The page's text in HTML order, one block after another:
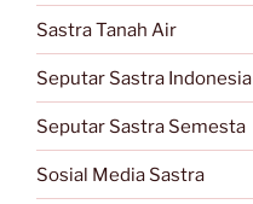
Sastra Tanah Air
Seputar Sastra Indonesia
Seputar Sastra Semesta
Sosial Media Sastra